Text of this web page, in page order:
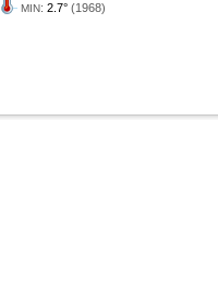
MIN: 2.7° (1968)